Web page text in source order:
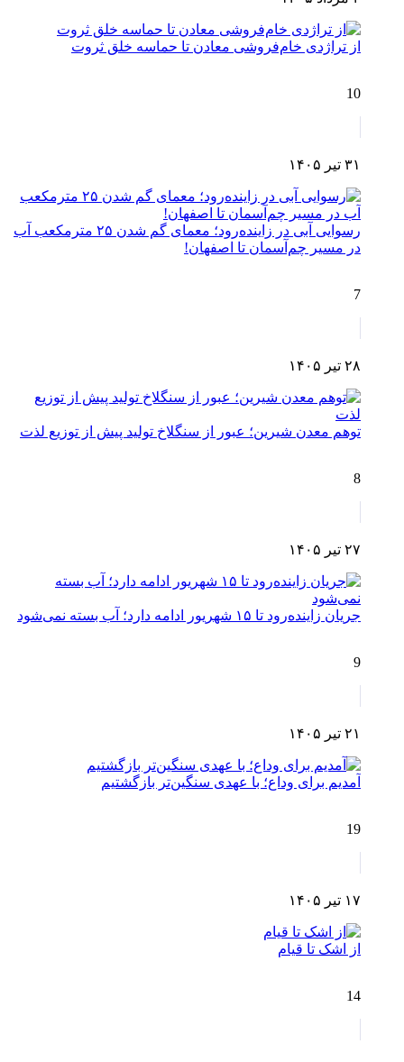
از تراژدی خام‌فروشی معادن تا حماسه خلق ثروت
10
۳۱ تیر ۱۴۰۵
رسوایی آبی در زاینده‌رود؛ معمای گم شدن ۲۵ مترمکعب آب
در مسیر چم‌آسمان تا اصفهان!
7
۲۸ تیر ۱۴۰۵
توهم معدن شیرین؛ عبور از سنگلاخ تولید پیش از توزیع لذت
8
۲۷ تیر ۱۴۰۵
جریان زاینده‌رود تا ۱۵ شهریور ادامه دارد؛ آب بسته نمی‌شود
9
۲۱ تیر ۱۴۰۵
آمدیم برای وداع؛ با عهدی سنگین‌تر بازگشتیم
19
۱۷ تیر ۱۴۰۵
از اشک تا قیام
14